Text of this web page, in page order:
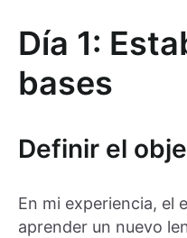
Día 1:
bases
Definir el
En mi experiencia, el
aprender un nuevo